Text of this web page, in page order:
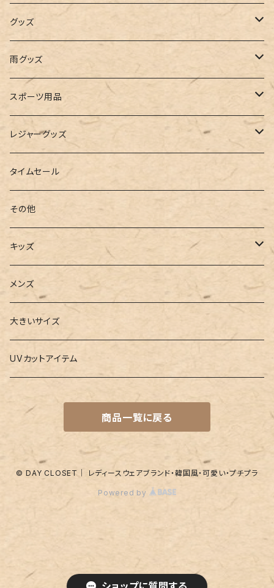
インナー
ビスチェ
レギンス
その他
レインシューズ
レースアップ
ルームシューズ
インソール
ローファー
エコバッグ
リュック
ハンドバッグ
ボストンバッグ
ワンショルダー
オフショルダー
バンドゥ
タンキニ
キャミキニ
フィットネス
2点セット
3点セット
4点セット
5点セット
水着関連商品
レギンス
男の子
ユニセックス
アクセサリー
マスクケース
グッズ
帽子
ストール・マフラー
手袋
ポーチ
パスケース
ウォレット
カードケース
キーケース
メガネチェーン
ネイルグッズ
雨グッズ
レインコート
スポーツ用品
トレーニング・スポーツウェア
トレーニンググッズ
ヨガウェア
ヨガソックス
ヨガグッズ
ヨガマット
レジャーグッズ
ビーチグッズ
タイムセール
その他
キッズ
Girls
水着
バレー
Boys
水着
グッズ
メンズ
大きいサイズ
UVカットアイテム
商品一覧に戻る
© DAY CLOSET｜ レディースウェアブランド・韓国風・可愛い・プチプラ
Powered by